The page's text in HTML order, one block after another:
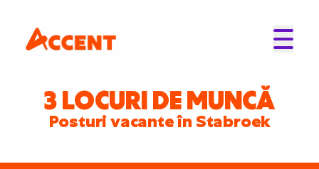
3 LOCURI DE MUNCĂ
Posturi vacante în Stabroek